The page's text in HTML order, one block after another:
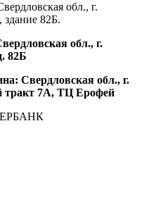
обл., г.
здание 82Б.
обл., г.
82Б
Свердловская обл., г.
тракт 7А, ТЦ Ерофей